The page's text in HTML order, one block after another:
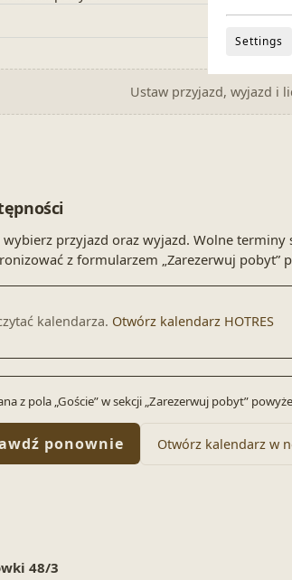
Ustaw przyjazd, wyjazd i
i wybierz przyjazd oraz wyjazd. Wolne
z formularzem „Zarezerwuj pobyt”
kalendarza. Otwórz kalendarz HOTRES
z pola „Goście” w sekcji „Zarezerwuj pobyt”
ponownie Otwórz kalendarz w
48/3
Settings